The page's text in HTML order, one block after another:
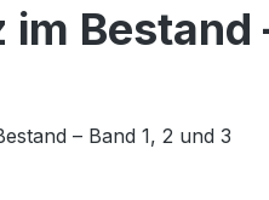
Bestand